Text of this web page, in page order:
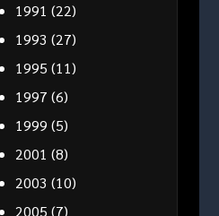
1991 (22)
1993 (27)
1995 (11)
1997 (6)
1999 (5)
2001 (8)
2003 (10)
2005 (7)